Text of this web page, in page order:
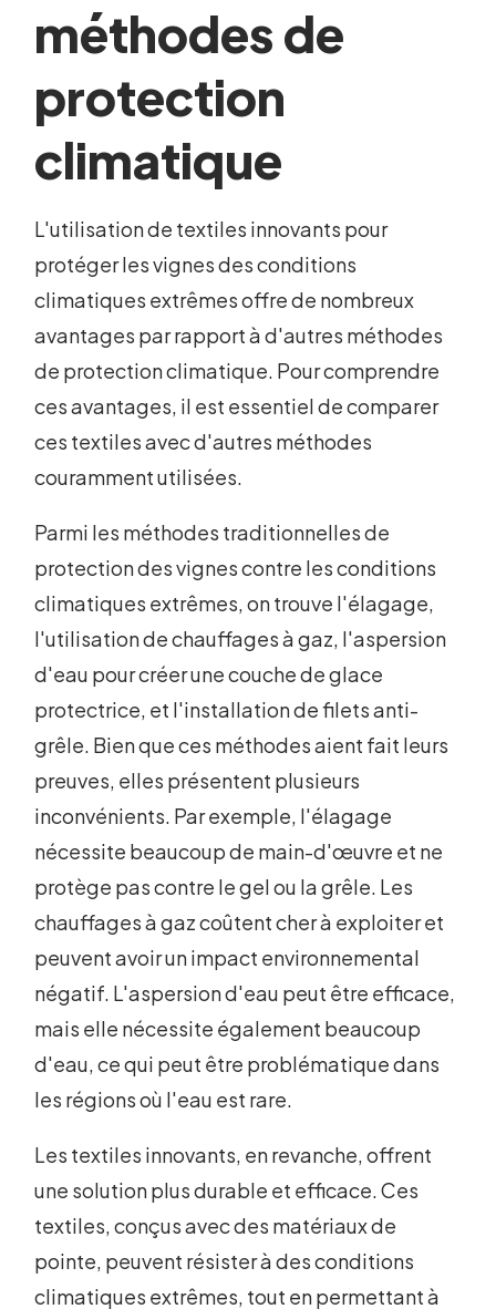
méthodes de
protection
climatique
L'utilisation de textiles innovants pour
protéger les vignes des conditions
climatiques extrêmes offre de nombreux
avantages par rapport à d'autres méthodes
de protection climatique. Pour comprendre
ces avantages, il est essentiel de comparer
ces textiles avec d'autres méthodes
couramment utilisées.
Parmi les méthodes traditionnelles de
protection des vignes contre les conditions
climatiques extrêmes, on trouve l'élagage,
l'utilisation de chauffages à gaz, l'aspersion
d'eau pour créer une couche de glace
protectrice, et l'installation de filets anti-
grêle. Bien que ces méthodes aient fait leurs
preuves, elles présentent plusieurs
inconvénients. Par exemple, l'élagage
nécessite beaucoup de main-d'œuvre et ne
protège pas contre le gel ou la grêle. Les
chauffages à gaz coûtent cher à exploiter et
peuvent avoir un impact environnemental
négatif. L'aspersion d'eau peut être efficace,
mais elle nécessite également beaucoup
d'eau, ce qui peut être problématique dans
les régions où l'eau est rare.
Les textiles innovants, en revanche, offrent
une solution plus durable et efficace. Ces
textiles, conçus avec des matériaux de
pointe, peuvent résister à des conditions
climatiques extrêmes, tout en permettant à